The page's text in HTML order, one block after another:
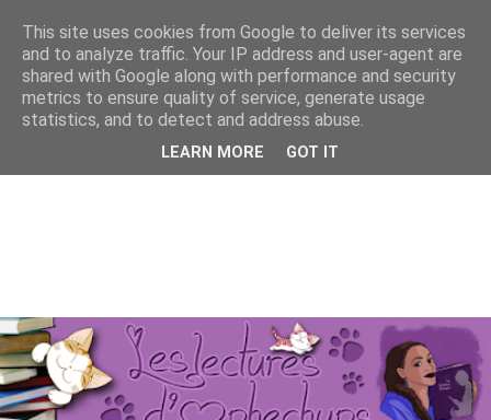
This site uses cookies from Google to deliver its services
and to analyze traffic. Your IP address and user-agent are
shared with Google along with performance and security
metrics to ensure quality of service, generate usage
statistics, and to detect and address abuse.
LEARN MORE GOT IT